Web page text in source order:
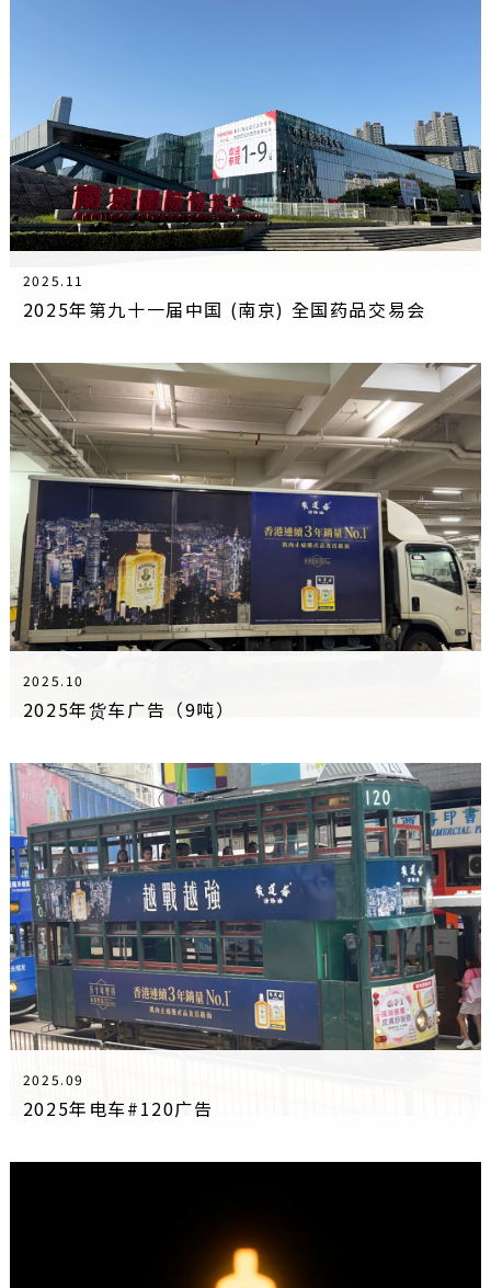
2025.11
2025年第九十一届中国 (南京) 全国药品交易会
2025.10
2025年货车广告（9吨）
2025.09
2025年电车#120广告